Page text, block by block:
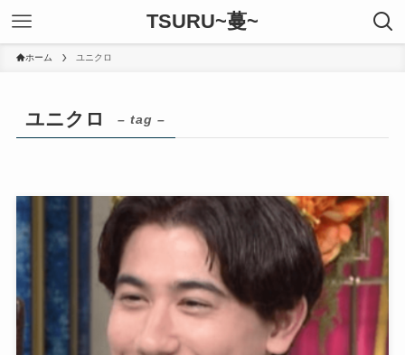
TSURU~蔓~
ホーム ユニクロ
ユニクロ – tag –